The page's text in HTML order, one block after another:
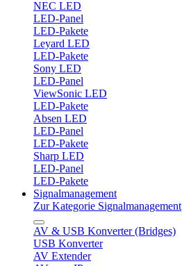
NEC LED
LED-Panel
LED-Pakete
Leyard LED
LED-Pakete
Sony LED
LED-Panel
ViewSonic LED
LED-Pakete
Absen LED
LED-Panel
LED-Pakete
Sharp LED
LED-Panel
LED-Pakete
Signalmanagement
Zur Kategorie Signalmanagement
AV & USB Konverter (Bridges)
USB Konverter
AV Extender